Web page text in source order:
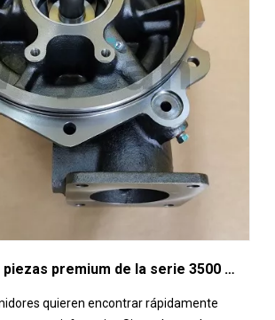
¿Qué son las piezas premium de la serie 3500 de Caterpillar?
quieren encontrar rápidamente